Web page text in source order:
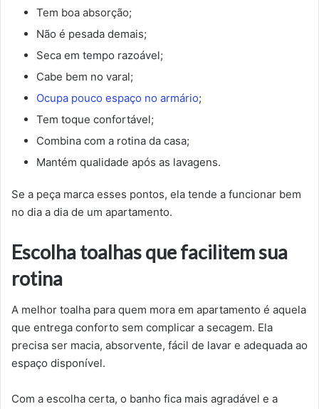
Tem boa absorção;
Não é pesada demais;
Seca em tempo razoável;
Cabe bem no varal;
Ocupa pouco espaço no armário;
Tem toque confortável;
Combina com a rotina da casa;
Mantém qualidade após as lavagens.
Se a peça marca esses pontos, ela tende a funcionar bem
no dia a dia de um apartamento.
Escolha toalhas que facilitem sua
rotina
A melhor toalha para quem mora em apartamento é aquela
que entrega conforto sem complicar a secagem. Ela
precisa ser macia, absorvente, fácil de lavar e adequada ao
espaço disponível.
Com a escolha certa, o banho fica mais agradável e a